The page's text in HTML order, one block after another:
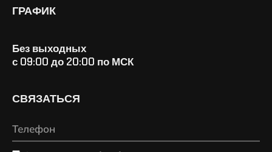
ГРАФИК
Без выходных
с 09:00 до 20:00 по МСК
СВЯЗАТЬСЯ